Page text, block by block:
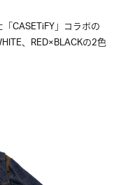
CASETiFY」コラボの
、RED×BLACKの2色